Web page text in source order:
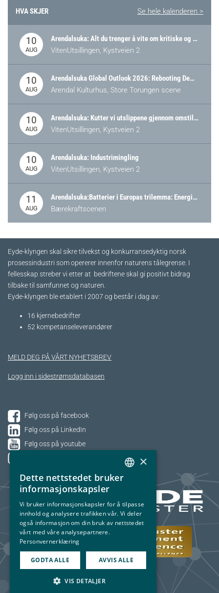
HVA SKJER Se hele kalenderen >
10
AUG
Arendalsuka: Alt du trenger å vite om kritiske og strategiske verdikjeder i Norge
VitenUtsillingen, Kystveien 2
10
AUG
Arendalsuka Global Outlook 2026: Rebooting Democracy for a New World Order
Arendal Kulturhus, Store Torungen scene
10
AUG
Arendalsuka: Kutter vi utslippene gjennom omstilling – eller tap av industri?
VitenUtsillingen, Kystveien 2
10
AUG
Arendalsuka: Industrimingling
VitenUtsillingen, Kystveien 2
11
AUG
Arendalsuka:Batterier i Europas trilemma: Energisikkerhet, konkurransekraft og bærekraft (Battery Norway-arrangement)
Bærekraftscenen
Eyde-klyngen skal sikre tilvekst og konkurransedyktig norsk
prosessindustri som opererer innenfor naturens tålegrense. I
fellesskap streber vi etter at bedriftene skal gi positivt bidrag
tilbake til samfunnet og naturen.
Eyde-klyngen ble etablert i 2007 og består i dag av:
16 kjernebedrifter​
52 kompetanseleverandører
MELD DEG PÅ VÅRT NYHETSBREV
Logg inn i sidestrømsdatabasen
Følg oss på facebook
Følg oss på LinkedIn
Følg oss på youtube
NORWEGIAN
×
Dette nettstedet bruker
informasjonskapsler
Vi bruker informasjonskapsler for å tilpasse
innhold og analysere trafikken vår. Vi deler
også informasjon om din bruk av nettstedet
vårt med våre analysepartnere.
Personvernerklæring
GODTA ALLE AVVIS ALLE
VIS DETALJER